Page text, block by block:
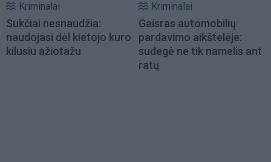
Kriminalai
Sukčiai nesnaudžia:
naudojasi dėl kietojo kuro
kilusiu ažiotažu
Kriminalai
Gaisras automobilių
pardavimo aikštelėje:
sudegė ne tik namelis ant
ratų